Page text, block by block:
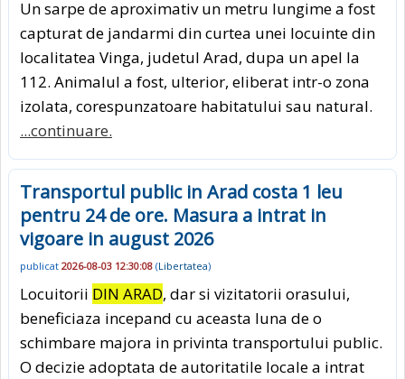
Un sarpe de aproximativ un metru lungime a fost
capturat de jandarmi din curtea unei locuinte din
localitatea Vinga, judetul Arad, dupa un apel la
112. Animalul a fost, ulterior, eliberat intr-o zona
izolata, corespunzatoare habitatului sau natural.
...continuare.
Transportul public in Arad costa 1 leu
pentru 24 de ore. Masura a intrat in
vigoare in august 2026
publicat 2026-08-03 12:30:08 (Libertatea)
Locuitorii DIN ARAD, dar si vizitatorii orasului,
beneficiaza incepand cu aceasta luna de o
schimbare majora in privinta transportului public.
O decizie adoptata de autoritatile locale a intrat